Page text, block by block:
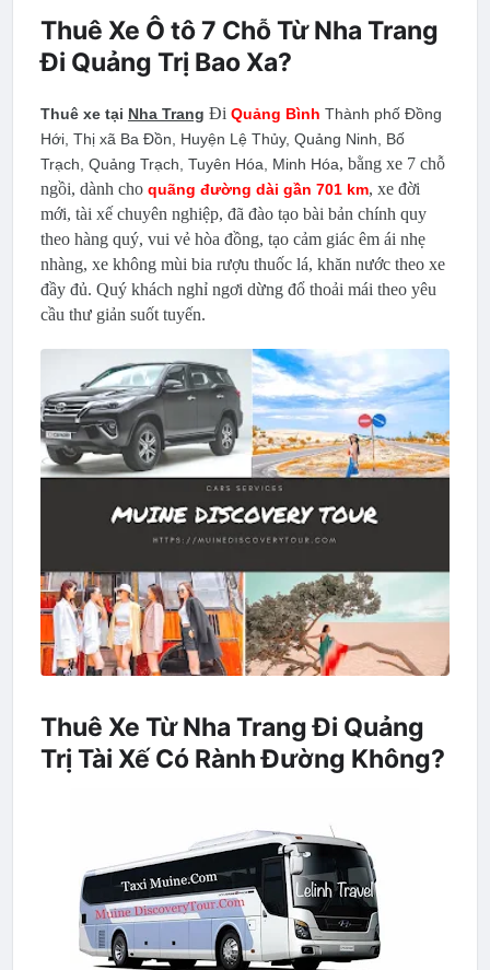
Thuê Xe Ô tô 7 Chỗ Từ Nha Trang
Đi Quảng Trị Bao Xa?
Thuê xe tại Nha Trang Đi Quảng Bình Thành phố Đồng
Hới, Thị xã Ba Đồn, Huyện Lệ Thủy, Quảng Ninh, Bố
Trạch, Quảng Trạch, Tuyên Hóa, Minh Hóa, bằng xe 7 chỗ
ngồi, dành cho quãng đường dài gần 701 km, xe đời
mới, tài xế chuyên nghiệp, đã đào tạo bài bản chính quy
theo hàng quý, vui vẻ hòa đồng, tạo cảm giác êm ái nhẹ
nhàng, xe không mùi bia rượu thuốc lá, khăn nước theo xe
đầy đủ. Quý khách nghỉ ngơi dừng đổ thoải mái theo yêu
cầu thư giản suốt tuyến.
Thuê Xe Từ Nha Trang Đi Quảng
Trị Tài Xế Có Rành Đường Không?